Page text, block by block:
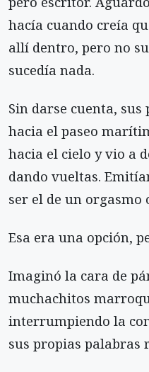
hacía cuando creía
allí dentro, pero no
sucedía nada.
Sin darse cuenta,
hacia el paseo
hacia el cielo y vio a
dando vueltas.
ser el de un orgasmo
Esa era una opción,
Imaginó la cara de
muchachitos
interrumpiendo la
sus propias palabras